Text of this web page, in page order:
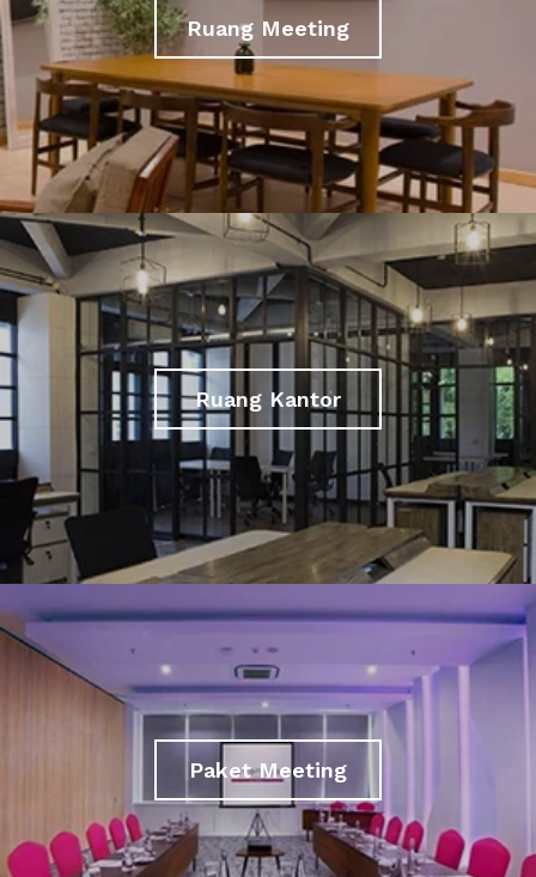
Ruang Meeting
Ruang Kantor
Paket Meeting